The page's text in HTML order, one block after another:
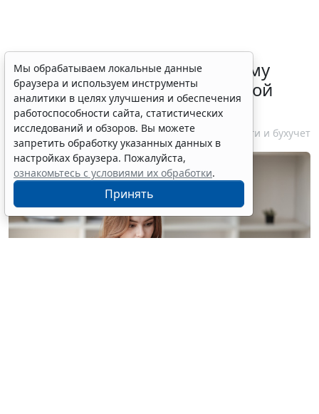
ФНС России рассказала малому
бизнесу о порядке упрощенной
ликвидации компании
7 августа 2026 18:16 Налоги и бухучет
Мы обрабатываем локальные данные
браузера и используем инструменты
аналитики в целях улучшения и обеспечения
работоспособности сайта, статистических
исследований и обзоров. Вы можете
запретить обработку указанных данных в
настройках браузера. Пожалуйста,
ознакомьтесь с условиями их обработки.
Принять